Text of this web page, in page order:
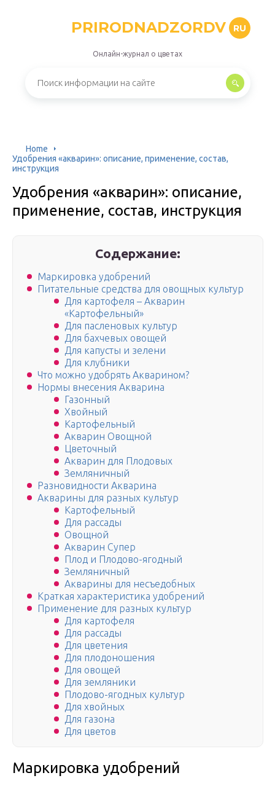
PRIRODNADZORDV RU
Онлайн-журнал о цветах
Home
Удобрения «акварин»: описание, применение, состав,
инструкция
Удобрения «акварин»: описание,
применение, состав, инструкция
Содержание:
Маркировка удобрений
Питательные средства для овощных культур
Для картофеля – Акварин
«Картофельный»
Для пасленовых культур
Для бахчевых овощей
Для капусты и зелени
Для клубники
Что можно удобрять Акварином?
Нормы внесения Акварина
Газонный
Хвойный
Картофельный
Акварин Овощной
Цветочный
Акварин для Плодовых
Земляничный
Разновидности Акварина
Акварины для разных культур
Картофельный
Для рассады
Овощной
Акварин Супер
Плод и Плодово-ягодный
Земляничный
Акварины для несъедобных
Краткая характеристика удобрений
Применение для разных культур
Для картофеля
Для рассады
Для цветения
Для плодоношения
Для овощей
Для земляники
Плодово-ягодных культур
Для хвойных
Для газона
Для цветов
Маркировка удобрений